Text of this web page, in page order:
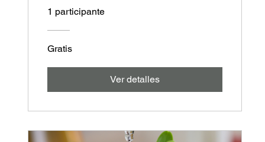
1 participante
Gratis
Ver detalles